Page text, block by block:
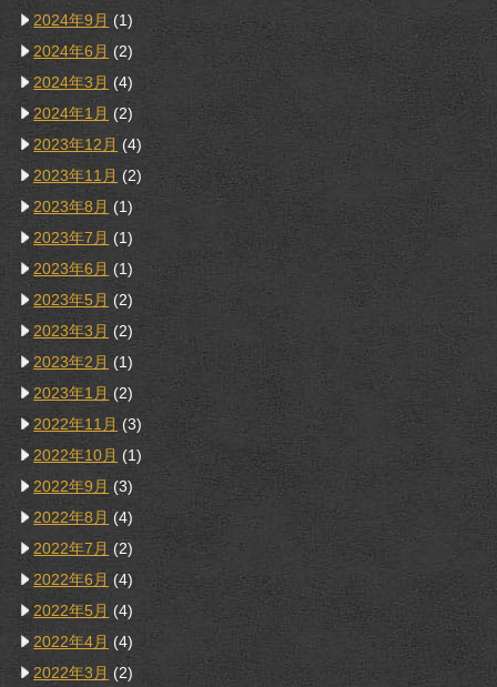
2024年9月 (1)
2024年6月 (2)
2024年3月 (4)
2024年1月 (2)
2023年12月 (4)
2023年11月 (2)
2023年8月 (1)
2023年7月 (1)
2023年6月 (1)
2023年5月 (2)
2023年3月 (2)
2023年2月 (1)
2023年1月 (2)
2022年11月 (3)
2022年10月 (1)
2022年9月 (3)
2022年8月 (4)
2022年7月 (2)
2022年6月 (4)
2022年5月 (4)
2022年4月 (4)
2022年3月 (2)